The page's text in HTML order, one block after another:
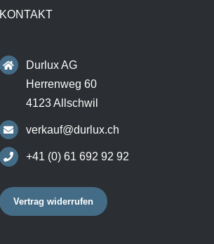
KONTAKT
Durlux AG
Herrenweg 60
4123 Allschwil
verkauf@durlux.ch
+41 (0) 61 692 92 92
Vertrag widerrufen